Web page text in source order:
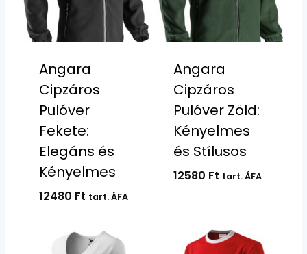
Angara
Cipzáros
Pulóver
Fekete:
Elegáns és
Kényelmes
12480 Ft tart. ÁFA
Angara
Cipzáros
Pulóver Zöld:
Kényelmes
és Stílusos
12580 Ft tart. ÁFA